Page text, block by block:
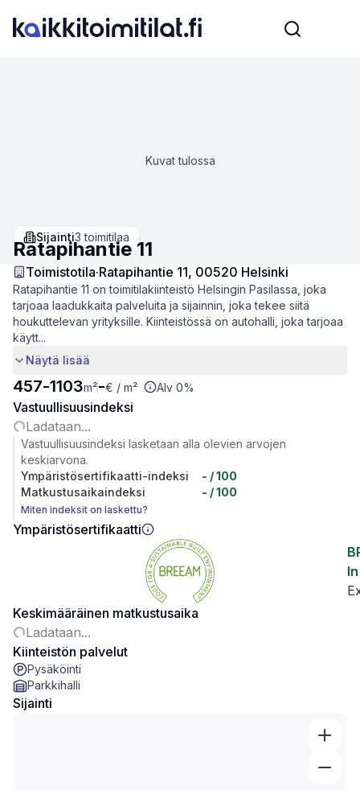
Kuvat tulossa
Sijainti3 toimitilaa
Ratapihantie 11
Toimistotila·Ratapihantie 11, 00520 Helsinki
Ratapihantie 11 on toimitilakiinteistö Helsingin Pasilassa, joka
tarjoaa laadukkaita palveluita ja sijainnin, joka tekee siitä
houkuttelevan yrityksille. Kiinteistössä on autohalli, joka tarjoaa
käytt...
Näytä lisää
457-1103m²-€ / m² Alv 0%
Vastuullisuusindeksi
Ladataan...
Vastuullisuusindeksi lasketaan alla olevien arvojen
keskiarvona.
Ympäristösertifikaatti-indeksi
- / 100
Matkustusaikaindeksi
- / 100
Miten indeksit on laskettu?
Ympäristösertifikaatti
Keskimääräinen matkustusaika
Ladataan...
Kiinteistön palvelut
Pysäköinti
Parkkihalli
Sijainti